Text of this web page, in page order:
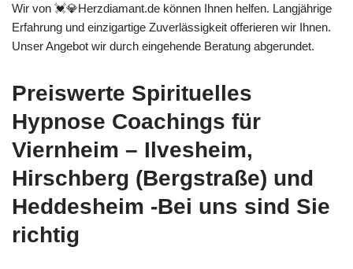
Wir von 💓️💎Herzdiamant.de können Ihnen helfen. Langjährige
Erfahrung und einzigartige Zuverlässigkeit offerieren wir Ihnen.
Unser Angebot wir durch eingehende Beratung abgerundet.
Preiswerte Spirituelles
Hypnose Coachings für
Viernheim – Ilvesheim,
Hirschberg (Bergstraße) und
Heddesheim -Bei uns sind Sie
richtig